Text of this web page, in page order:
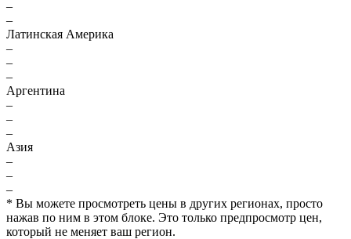
–
–
Латинская Америка
–
–
–
Аргентина
–
–
–
Азия
–
–
–
* Вы можете просмотреть цены в других регионах, просто
нажав по ним в этом блоке. Это только предпросмотр цен,
который не меняет ваш регион.